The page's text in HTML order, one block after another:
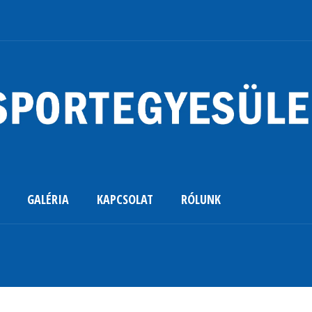
GALÉRIA KAPCSOLAT RÓLUNK